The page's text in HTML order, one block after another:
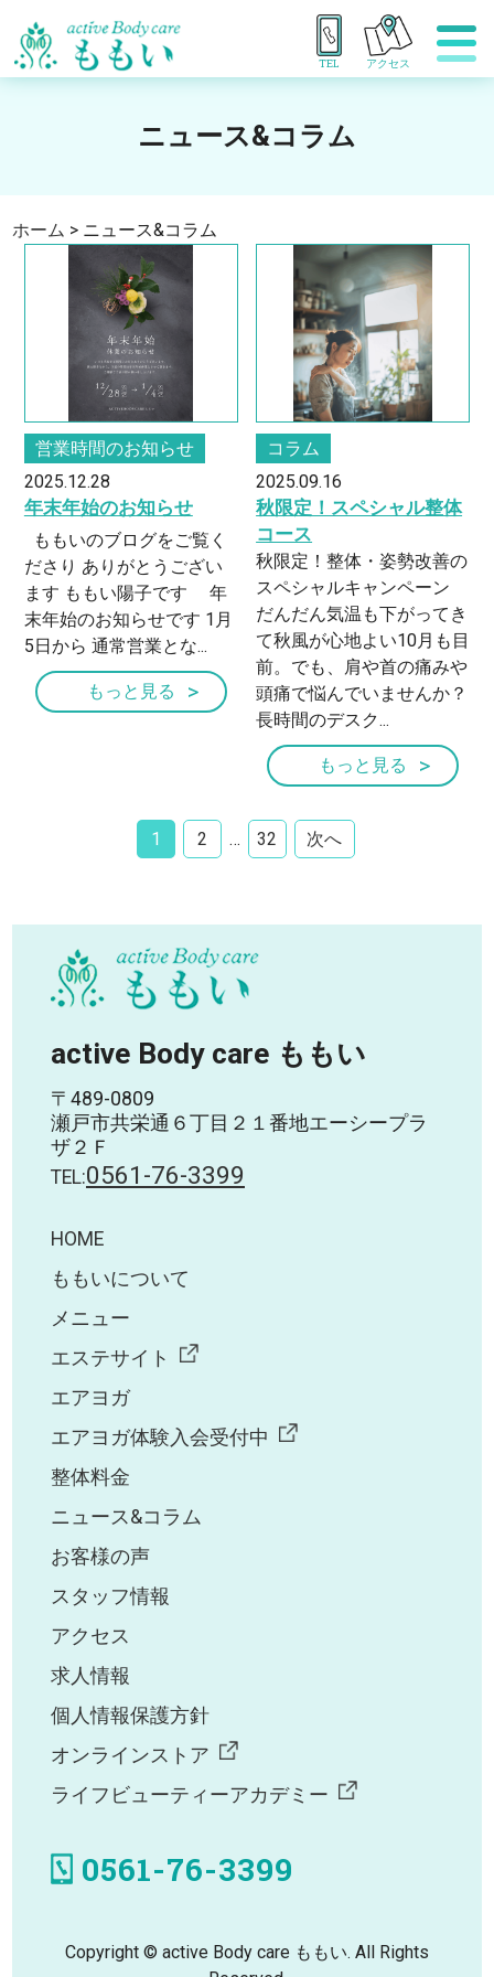
TEL アクセス
ニュース&コラム
ホーム > ニュース&コラム
営業時間のお知らせ
2025.12.28
年末年始のお知らせ
ももいのブログをご覧く
ださり ありがとうござい
ます ももい陽子です 年
末年始のお知らせです 1月
5日から 通常営業とな...
もっと見る
コラム
2025.09.16
秋限定！スペシャル整体
コース
秋限定！整体・姿勢改善の
スペシャルキャンペーン
だんだん気温も下がってき
て秋風が心地よい10月も目
前。でも、肩や首の痛みや
頭痛で悩んでいませんか？
長時間のデスク...
もっと見る
1 2 … 32 次へ
active Body care ももい
〒489-0809
瀬戸市共栄通６丁目２１番地エーシープラ
ザ２Ｆ
TEL:0561-76-3399
HOME
ももいについて
メニュー
エステサイト
エアヨガ
エアヨガ体験入会受付中
整体料金
ニュース&コラム
お客様の声
スタッフ情報
アクセス
求人情報
個人情報保護方針
オンラインストア
ライフビューティーアカデミー
0561-76-3399
Copyright © active Body care ももい. All Rights